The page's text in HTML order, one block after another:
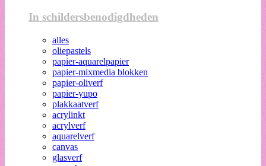
In schildersbenodigdheden
alles
oliepastels
papier-aquarelpapier
papier-mixmedia blokken
papier-oliverf
papier-yupo
plakkaatverf
acrylinkt
acrylverf
aquarelverf
canvas
glasverf